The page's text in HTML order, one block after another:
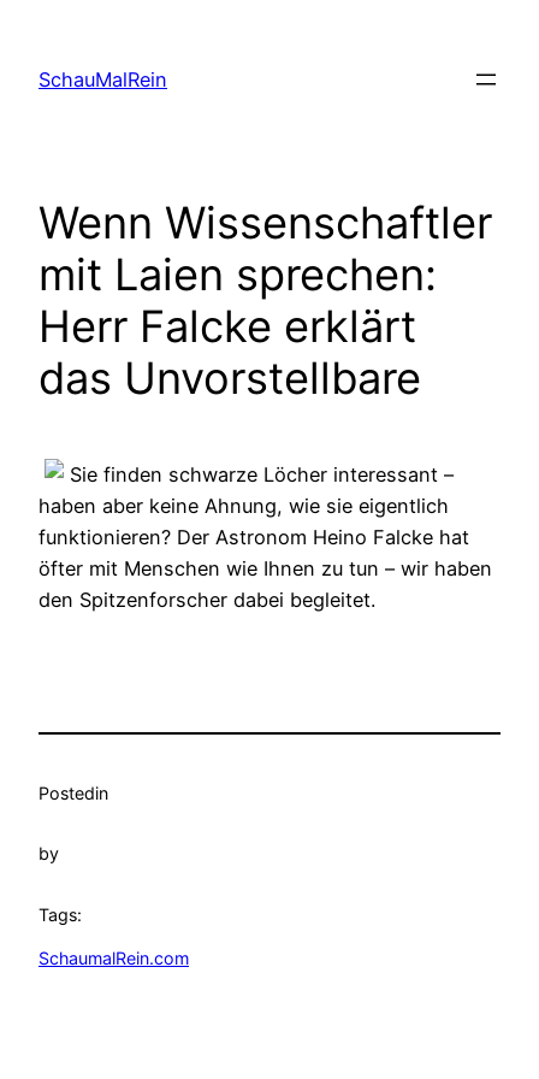
content
SchauMalRein
Wenn Wissenschaftler
mit Laien sprechen:
Herr Falcke erklärt
das Unvorstellbare
Sie finden schwarze Löcher interessant –
haben aber keine Ahnung, wie sie eigentlich
funktionieren? Der Astronom Heino Falcke hat
öfter mit Menschen wie Ihnen zu tun – wir haben
den Spitzenforscher dabei begleitet.
Postedin
by
Tags:
SchaumalRein.com